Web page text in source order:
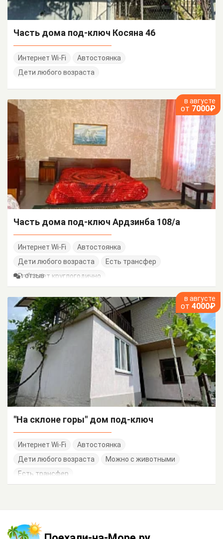
Часть дома под-ключ Косяна 46
Интернет Wi-Fi
Автостоянка
Дети любого возраста
в августе
от 7000₽
Часть дома под-ключ Ардзинба 108/а
Интернет Wi-Fi
Автостоянка
Дети любого возраста
Есть трансфер
Работает круглогодично
1 ОТЗЫВ
в августе
от 4000₽
"На склоне горы" дом под-ключ
Интернет Wi-Fi
Автостоянка
Дети любого возраста
Можно с животными
Есть трансфер